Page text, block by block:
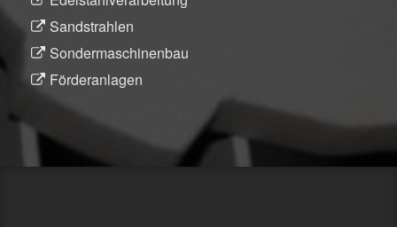
Sandstrahlen
Sondermaschinenbau
Förderanlagen